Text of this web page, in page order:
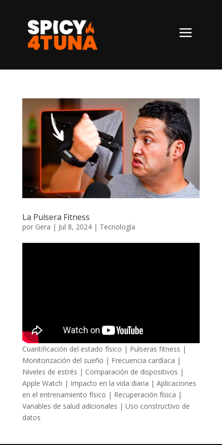
a
La Pulsera Fitness
por Gera | Jul 8, 2024| Tecnología
Cuantificación del estado físico | Pulseras fitness |
Monitorización del sueño | Frecuencia cardíaca |
Niveles de estrés | Comparación de dispositivos |
Apple Watch | Impacto en la vida diaria | Aplicaciones
en el entrenamiento físico | Recuperación física |
Variables de salud adicionales | Uso constructivo de
datos